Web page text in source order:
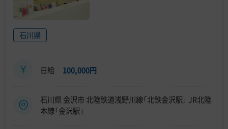
石川県
日給 100,000円
石川県 金沢市 北陸鉄道浅野川線「北鉄金沢駅」 JR北陸
本線「金沢駅」